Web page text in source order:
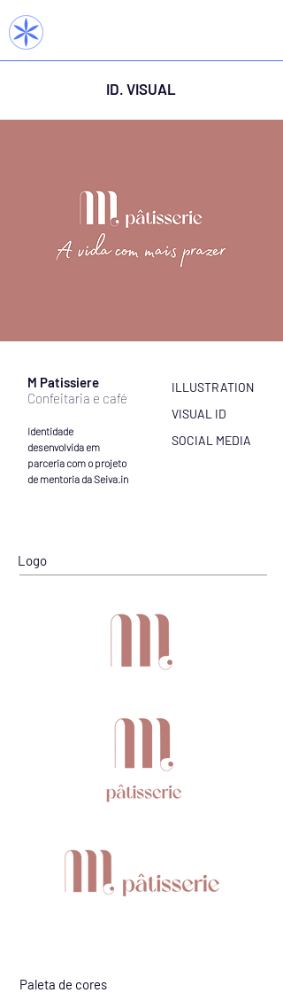
ID. VISUAL
M Patissiere
Confeitaria e café
Identidade
desenvolvida em
parceria com o projeto
de mentoria da Seiva.in
ILLUSTRATION
VISUAL ID
SOCIAL MEDIA
Logo
Paleta de cores